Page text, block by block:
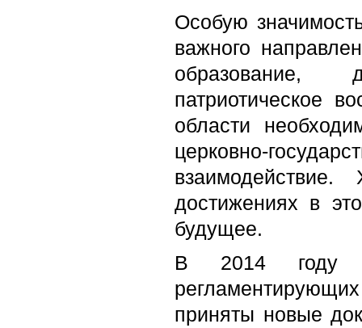
Особую
важного
образование,
патриотическое
области
церковно-
достижениях в
будущее.
В 2014 году
приняты новые